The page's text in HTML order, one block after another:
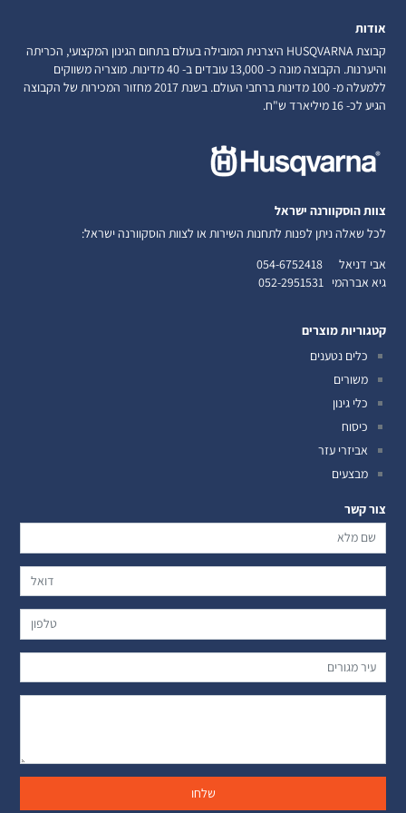
אודות
קבוצת HUSQVARNA היצרנית המובילה בעולם בתחום הגינון המקצועי, הכריתה
והיערנות. הקבוצה מונה כ- 13,000 עובדים ב- 40 מדינות. מוצריה משווקים
ללמעלה מ- 100 מדינות ברחבי העולם. בשנת 2017 מחזור המכירות של הקבוצה
הגיע לכ- 16 מיליארד ש"ח.
צוות הוסקוורנה ישראל
לכל שאלה ניתן לפנות לתחנות השירות או לצוות הוסקוורנה ישראל:
אבי דניאל 054-6752418
גיא אברהמי 052-2951531
קטגוריות מוצרים
כלים נטענים
משורים
כלי גינון
כיסוח
אביזרי עזר
מבצעים
צור קשר